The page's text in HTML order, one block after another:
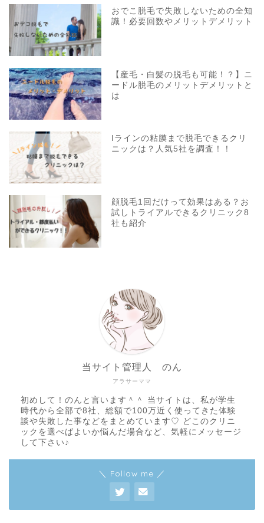
おでこ脱毛で失敗しないための全知
識！必要回数やメリットデメリット
【産毛・白髪の脱毛も可能！？】ニ
ードル脱毛のメリットデメリットと
は
Iラインの粘膜まで脱毛できるクリ
ニックは？人気5社を調査！！
顔脱毛1回だけって効果はある？お
試しトライアルできるクリニック8
社も紹介
アラサーママ
当サイト管理人 のん
初めして！のんと言います＾＾ 当サイトは、私が学生
時代から全部で8社、総額で100万近く使ってきた体験
談や失敗した事などをまとめています♡ どこのクリニ
ックを選べばよいか悩んだ場合など、気軽にメッセージ
して下さい♪
＼ Follow me ／